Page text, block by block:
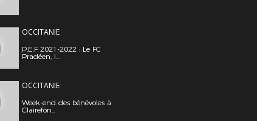
OCCITANIE
P.E.F 2021-2022 : Le FC
Pradéen, l...
OCCITANIE
Week-end des bénévoles à
Clairefon...